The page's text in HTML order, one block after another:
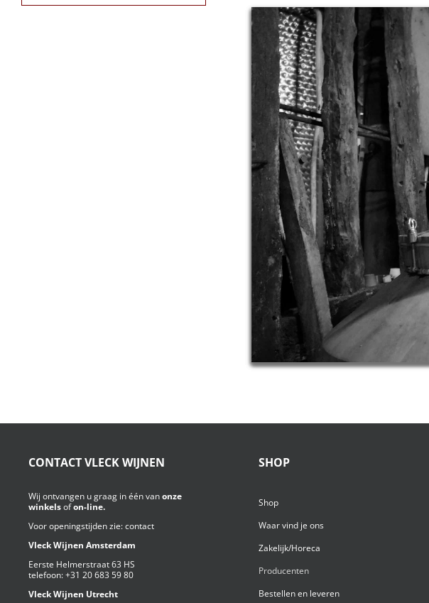
CONTACT VLECK WIJNEN
Wij ontvangen u graag in één vanonze
winkelsofon-line.
Voor openingstijden zie:contact
Vleck Wijnen Amsterdam
Eerste Helmerstraat 63 HS
telefoon:+31 20 683 59 80
Vleck Wijnen Utrecht
SHOP
Shop
Waar vind je ons
Zakelijk/Horeca
Producenten
Bestellen en leveren